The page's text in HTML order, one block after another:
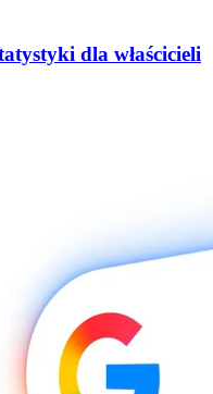
dla właścicieli